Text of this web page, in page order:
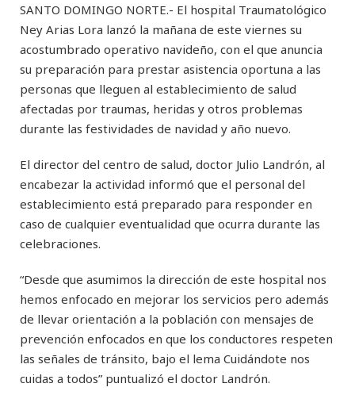
SANTO DOMINGO NORTE.- El hospital Traumatológico
Ney Arias Lora lanzó la mañana de este viernes su
acostumbrado operativo navideño, con el que anuncia
su preparación para prestar asistencia oportuna a las
personas que lleguen al establecimiento de salud
afectadas por traumas, heridas y otros problemas
durante las festividades de navidad y año nuevo.
El director del centro de salud, doctor Julio Landrón, al
encabezar la actividad informó que el personal del
establecimiento está preparado para responder en
caso de cualquier eventualidad que ocurra durante las
celebraciones.
“Desde que asumimos la dirección de este hospital nos
hemos enfocado en mejorar los servicios pero además
de llevar orientación a la población con mensajes de
prevención enfocados en que los conductores respeten
las señales de tránsito, bajo el lema Cuidándote nos
cuidas a todos” puntualizó el doctor Landrón.